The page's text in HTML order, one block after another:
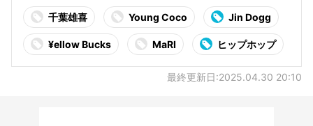
千葉雄喜 Young Coco Jin Dogg
¥ellow Bucks MaRI ヒップホップ
最終更新日:2025.04.30 20:10